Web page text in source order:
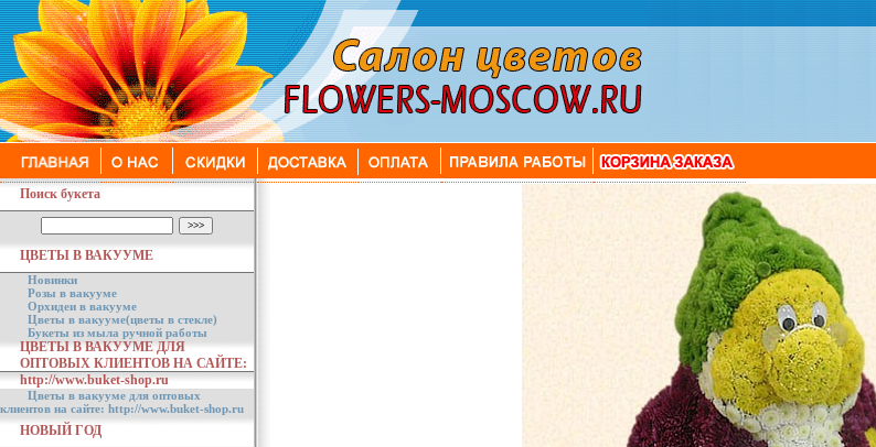
Поиск букета
ЦВЕТЫ В ВАКУУМЕ
Новинки
Розы в вакууме
Орхидеи в вакууме
Цветы в вакууме(цветы в стекле)
Букеты из мыла ручной работы
ЦВЕТЫ В ВАКУУМЕ ДЛЯ
ОПТОВЫХ КЛИЕНТОВ НА САЙТЕ:
http://www.buket-shop.ru
Цветы в вакууме для оптовых
клиентов на сайте: http://www.buket-shop.ru
НОВЫЙ ГОД